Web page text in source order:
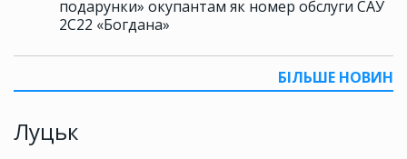
подарунки» окупантам як номер обслуги САУ
2С22 «Богдана»
БІЛЬШЕ НОВИН
Луцьк